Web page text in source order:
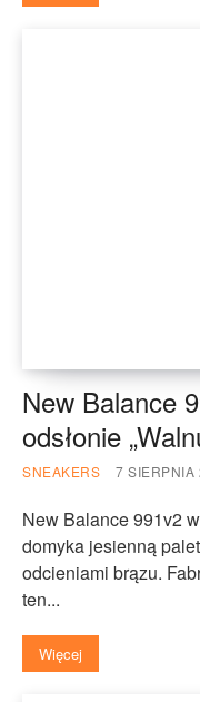
New Balance
odsłonie
SNEAKERS 7 SIERPNIA
New Balance 991v2
domyka jesienną
odcieniami brązu.
ten...
Więcej